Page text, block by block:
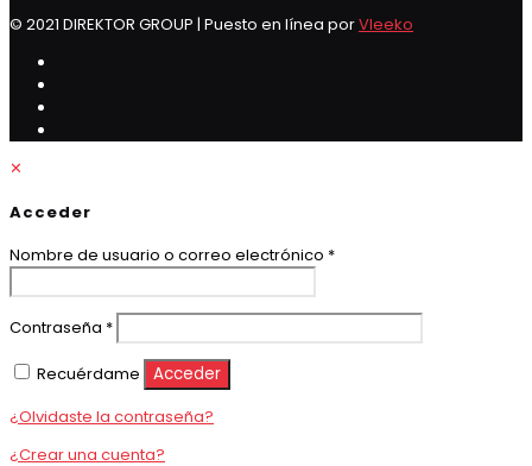
© 2021 DIREKTOR GROUP | Puesto en línea porVleeko
✕
Acceder
Nombre de usuario o correo electrónico *Obligatorio
Contraseña *Obligatorio
Recuérdame
Acceder
¿Olvidaste la contraseña?
¿Crear una cuenta?